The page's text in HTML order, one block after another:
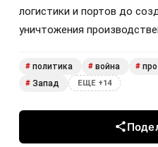
логистики и портов до
уничтожения
# политика # война #
# Запад ЕЩЕ +14